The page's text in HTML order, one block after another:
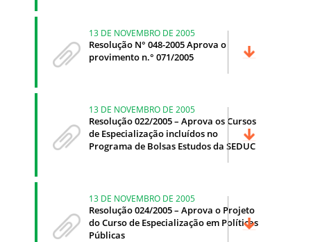
13 DE NOVEMBRO DE 2005
Resolução N° 048-2005 Aprova o
provimento n.° 071/2005
13 DE NOVEMBRO DE 2005
Resolução 022/2005 – Aprova os Cursos
de Especialização incluídos no
Programa de Bolsas Estudos da SEDUC
13 DE NOVEMBRO DE 2005
Resolução 024/2005 – Aprova o Projeto
do Curso de Especialização em Políticas
Públicas